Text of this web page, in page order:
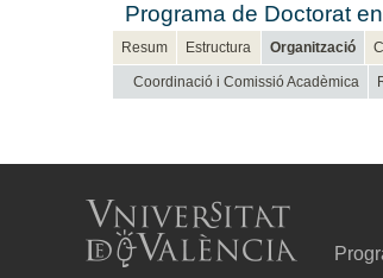
Programa de Doctorat
Resum Estructura Organització
Coordinació i Comissió Acadèmica